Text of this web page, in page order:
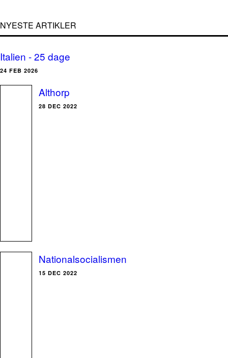
NYESTE ARTIKLER
Italien - 25 dage
24 FEB 2026
Althorp
28 DEC 2022
Nationalsocialismen
15 DEC 2022